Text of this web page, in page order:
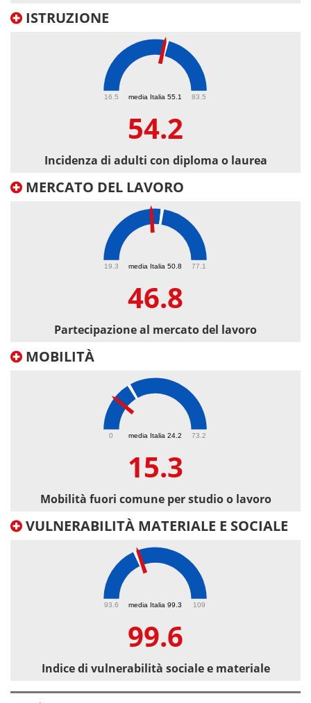
ISTRUZIONE
media Italia 55.1
16.5 83.5
54.2
Incidenza di adulti con diploma o laurea
MERCATO DEL LAVORO
media Italia 50.8
19.3 77.1
46.8
Partecipazione al mercato del lavoro
MOBILITÀ
media Italia 24.2
0 73.2
15.3
Mobilità fuori comune per studio o lavoro
VULNERABILITÀ MATERIALE E SOCIALE
media Italia 99.3
93.6 109
99.6
Indice di vulnerabilità sociale e materiale